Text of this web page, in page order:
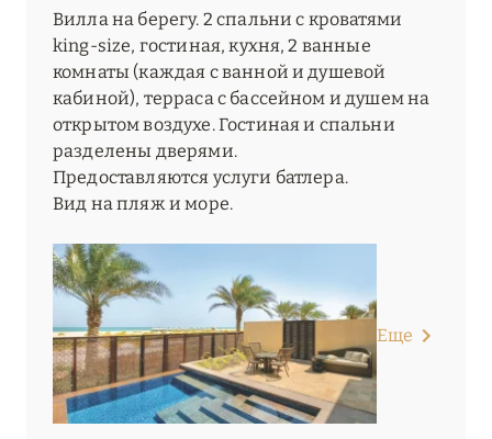
Вилла на берегу. 2 спальни с кроватями
king-size, гостиная, кухня, 2 ванные
комнаты (каждая с ванной и душевой
кабиной), терраса с бассейном и душем на
открытом воздухе. Гостиная и спальни
разделены дверями.
Предоставляются услуги батлера.
Вид на пляж и море.
Еще